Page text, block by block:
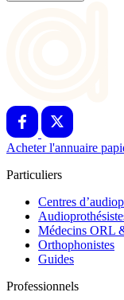
Acheter l'annuaire
Particuliers
Centres
Médecins ORL
Orthophonistes
Guides
Professionnels